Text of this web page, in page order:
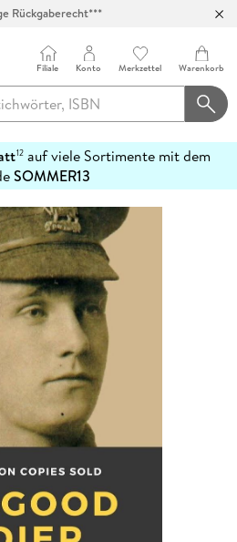
Filiale Konto Merkzettel Warenkorb
12auf viele Sortimente mit dem
SOMMER13